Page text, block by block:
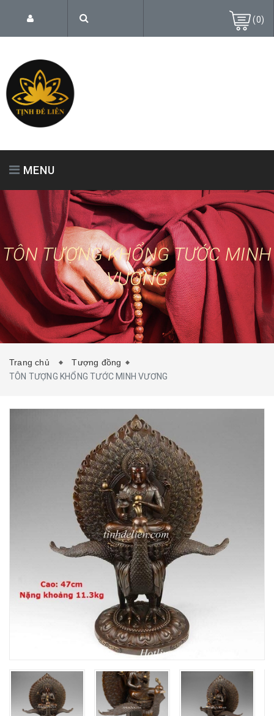
(0)
MENU
TRANG CHỦ GIỚI THIỆU SẢN PHẨM
TIN TỨC LIÊN HỆ
TÔN TƯỢNG KHỔNG TƯỚC MINH
VƯƠNG
Trang chủ
Tượng đồng
TÔN TƯỢNG KHỔNG TƯỚC MINH VƯƠNG